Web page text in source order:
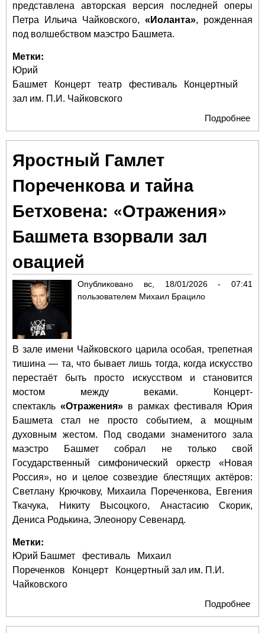
представлена авторская версия последней оперы
Петра Ильича Чайковского, «Иоланта», рожденная
под волшебством маэстро Башмета.
Метки:
Юрий
Башмет
Концерт театр фестиваль
Концертный
зал им. П.И. Чайковского
Подробнее
Яростный Гамлет
Пореченкова и тайна
Бетховена: «Отражения»
Башмета взорвали зал
овацией
Опубликовано вс, 18/01/2026 - 07:41
пользователем Михаил Брацило
В зале имени Чайковского царила особая, трепетная
тишина — та, что бывает лишь тогда, когда искусство
перестаёт быть просто искусством и становится
мостом между веками. Концерт-
спектакль «Отражения» в рамках фестиваля Юрия
Башмета стал не просто событием, а мощным
духовным жестом. Под сводами знаменитого зала
маэстро Башмет собрал не только свой
Государственный симфонический оркестр «Новая
Россия», но и целое созвездие блестящих актёров:
Светлану Крючкову, Михаила Пореченкова, Евгения
Ткачука, Никиту Высоцкого, Анастасию Скорик,
Дениса Родькина, Элеонору Севенард.
Метки:
Юрий Башмет фестиваль
Михаил
Пореченков
Концерт
Концертный зал им. П.И.
Чайковского
Подробнее